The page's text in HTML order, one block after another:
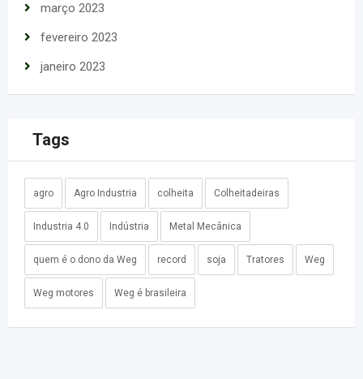
março 2023
fevereiro 2023
janeiro 2023
Tags
agro Agro Industria colheita Colheitadeiras
Industria 4.0 Indústria Metal Mecânica
quem é o dono da Weg record soja Tratores Weg
Weg motores Weg é brasileira